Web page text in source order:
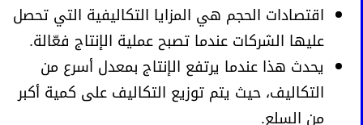
اقتصادات الحجم هي المزايا التكاليفية التي تحصل
عليها الشركات عندما تصبح عملية الإنتاج فعّالة.
يحدث هذا عندما يرتفع الإنتاج بمعدل أسرع من
التكاليف، حيث يتم توزيع التكاليف على كمية أكبر
من السلع.